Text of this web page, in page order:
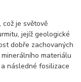
je světově
jejíž geologické
dobře zachovaných
materiálu
následné fosilizace